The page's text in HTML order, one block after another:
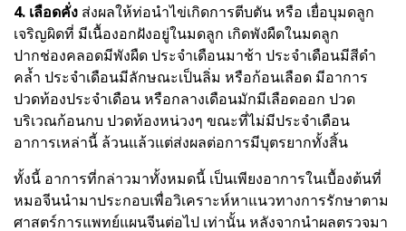
4. เลือดคั่ง ส่งผลให้ท่อนำไข่เกิดการตีบตัน หรือ เยื่อบุมดลูก
เจริญผิดที่ มีเนื้องอกฝังอยู่ในมดลูก เกิดพังผืดในมดลูก
ปากช่องคลอดมีพังผืด ประจำเดือนมาช้า ประจำเดือนมีสีดำ
คล้ำ ประจำเดือนมีลักษณะเป็นลิ่ม หรือก้อนเลือด มีอาการ
ปวดท้องประจำเดือน หรือกลางเดือนมักมีเลือดออก ปวด
บริเวณก้อนกบ ปวดท้องหน่วงๆ ขณะที่ไม่มีประจำเดือน
อาการเหล่านี้ ล้วนแล้วแต่ส่งผลต่อการมีบุตรยากทั้งสิ้น
ทั้งนี้ อาการที่กล่าวมาทั้งหมดนี้ เป็นเพียงอาการในเบื้องต้นที่
หมอจีนนำมาประกอบเพื่อวิเคราะห์หาแนวทางการรักษาตาม
ศาสตร์การแพทย์แผนจีนต่อไป เท่านั้น หลังจากนำผลตรวจมา